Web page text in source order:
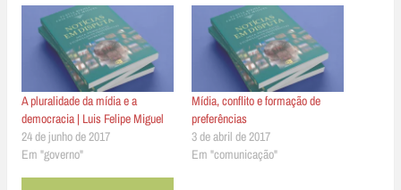
A pluralidade da mídia e a
democracia | Luis Felipe Miguel
24 de junho de 2017
Em "governo"
Mídia, conflito e formação de
preferências
3 de abril de 2017
Em "comunicação"